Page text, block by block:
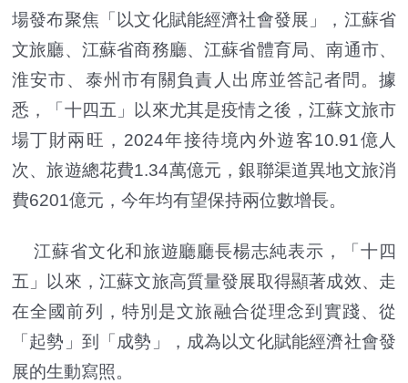
場發布聚焦「以文化賦能經濟社會發展」，江蘇省
文旅廳、江蘇省商務廳、江蘇省體育局、南通市、
淮安市、泰州市有關負責人出席並答記者問。據
悉，「十四五」以來尤其是疫情之後，江蘇文旅市
場丁財兩旺，2024年接待境內外遊客10.91億人
次、旅遊總花費1.34萬億元，銀聯渠道異地文旅消
費6201億元，今年均有望保持兩位數增長。
江蘇省文化和旅遊廳廳長楊志純表示，「十四
五」以來，江蘇文旅高質量發展取得顯著成效、走
在全國前列，特別是文旅融合從理念到實踐、從
「起勢」到「成勢」，成為以文化賦能經濟社會發
展的生動寫照。